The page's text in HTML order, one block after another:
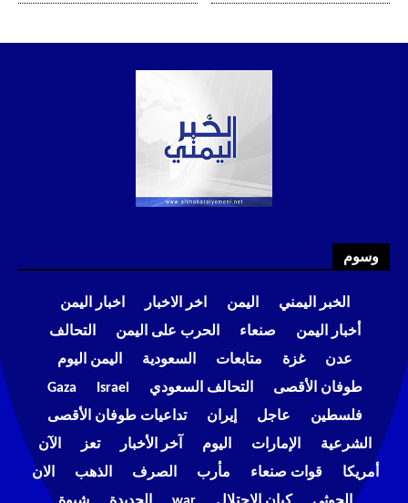
وسوم
الخبر اليمني اليمن اخر الاخبار
اخبار اليمن
أخبار اليمن
صنعاء الحرب على اليمن
التحالف
عدن
غزة متابعات السعودية
اليمن اليوم
طوفان الأقصى
التحالف السعودي Israel
Gaza
فلسطين
عاجل إيران
تداعيات طوفان الأقصى
الشرعية
الإمارات اليوم آخر الأخبار تعز
الآن
أمريكا
قوات صنعاء مأرب الصرف الذهب
الان